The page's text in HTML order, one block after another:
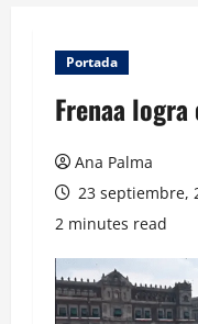
Portada
Frenaa
Ana Palma
23 septiembre,
2 minutes read